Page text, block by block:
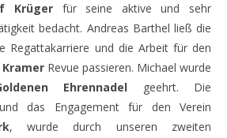
Krügerfür seine aktive und sehr
bedacht. Andreas Barthel ließ die
Regattakarriere und die Arbeit für den
Revue passieren. Michael wurde
Ehrennadel geehrt. Die
und das Engagement für den Verein
, wurde durch unseren zweiten